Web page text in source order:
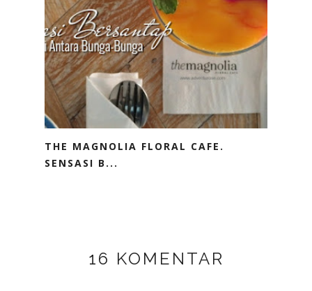
THE MAGNOLIA FLORAL CAFE.
SENSASI B...
16 KOMENTAR